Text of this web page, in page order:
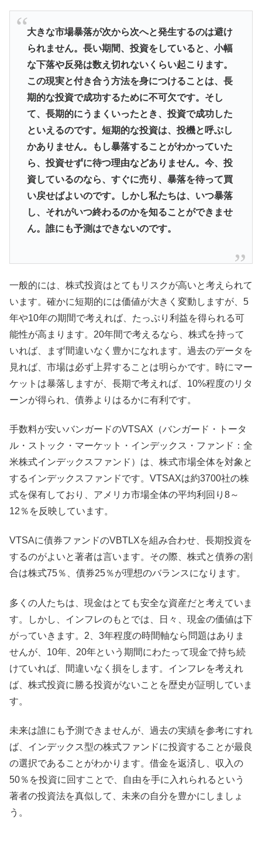
大きな市場暴落が次から次へと発生するのは避け
られません。長い期間、投資をしていると、小幅
な下落や反発は数え切れないくらい起こります。
この現実と付き合う方法を身につけることは、長
期的な投資で成功するために不可欠です。そし
て、長期的にうまくいったとき、投資で成功した
といえるのです。短期的な投資は、投機と呼ぶし
かありません。もし暴落することがわかっていた
ら、投資せずに待つ理由などありません。今、投
資しているのなら、すぐに売り、暴落を待って買
い戻せばよいのです。しかし私たちは、いつ暴落
し、それがいつ終わるのかを知ることができませ
ん。誰にも予測はできないのです。
一般的には、株式投資はとてもリスクが高いと考えられて
います。確かに短期的には価値が大きく変動しますが、5
年や10年の期間で考えれば、たっぷり利益を得られる可
能性が高まります。20年間で考えるなら、株式を持って
いれば、まず間違いなく豊かになれます。過去のデータを
見れば、市場は必ず上昇することは明らかです。時にマー
ケットは暴落しますが、長期で考えれば、10%程度のリタ
ーンが得られ、債券よりはるかに有利です。
手数料が安いバンガードのVTSAX（バンガード・トータ
ル・ストック・マーケット・インデックス・ファンド：全
米株式インデックスファンド）は、株式市場全体を対象と
するインデックスファンドです。VTSAXは約3700社の株
式を保有しており、アメリカ市場全体の平均利回り8～
12％を反映しています。
VTSAに債券ファンドのVBTLXを組み合わせ、長期投資を
するのがよいと著者は言います。その際、株式と債券の割
合は株式75％、債券25％が理想のバランスになります。
多くの人たちは、現金はとても安全な資産だと考えていま
す。しかし、インフレのもとでは、日々、現金の価値は下
がっていきます。2、3年程度の時間軸なら問題はありま
せんが、10年、20年という期間にわたって現金で持ち続
けていれば、間違いなく損をします。インフレを考えれ
ば、株式投資に勝る投資がないことを歴史が証明していま
す。
未来は誰にも予測できませんが、過去の実績を参考にすれ
ば、インデックス型の株式ファンドに投資することが最良
の選択であることがわかります。借金を返済し、収入の
50％を投資に回すことで、自由を手に入れられるという
著者の投資法を真似して、未来の自分を豊かにしましょ
う。